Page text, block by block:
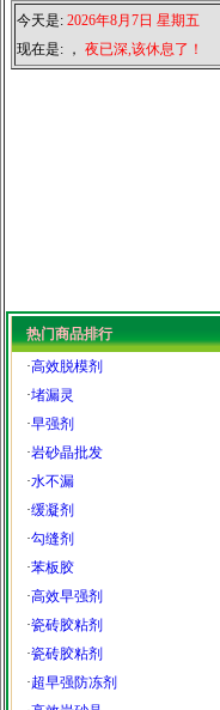
今天是: 2026年8月7日 星期五
现在是: ， 夜已深,该休息了！
热门商品排行
·高效脱模剂
·堵漏灵
·早强剂
·岩砂晶批发
·水不漏
·缓凝剂
·勾缝剂
·苯板胶
·高效早强剂
·瓷砖胶粘剂
·瓷砖胶粘剂
·超早强防冻剂